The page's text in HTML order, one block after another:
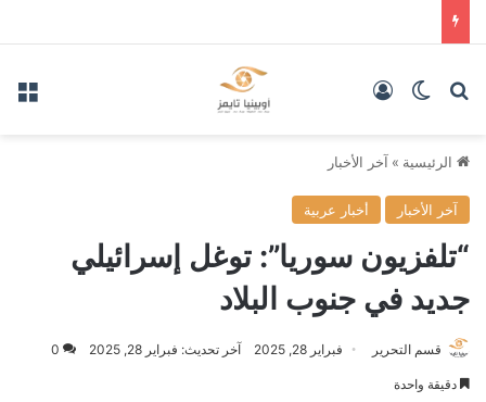
بحث عنالوضع المظلم
الرئيسية » آخر الأخبار
آخر الأخبار أخبار عربية
“تلفزيون سوريا”: توغل إسرائيلي
جديد في جنوب البلاد
قسم التحرير فبراير 28, 2025 آخر تحديث: فبراير 28, 2025 0
دقيقة واحدة